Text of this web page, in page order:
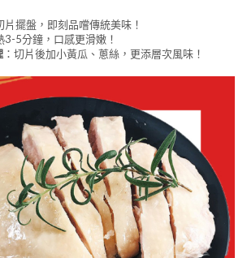
片擺盤，即刻品嚐傳統美味！
3-5分鐘，口感更滑嫩！
：切片後加小黃瓜、蔥絲，更添層次風味！